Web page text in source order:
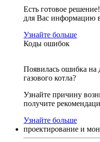
Есть готовое
для Вас информацию
Узнайте больше
Коды ошибок
Появилась ошибка на
газового котла?
Узнайте причину
получите
Узнайте больше
проектирование и